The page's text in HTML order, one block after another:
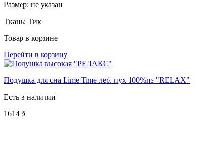
Размер: не указан
Ткань: Тик
Товар в корзине
Перейти в корзину
Подушка для сна Lime Time леб. пух 100%пэ "RELAX"
Есть в наличии
1614 б